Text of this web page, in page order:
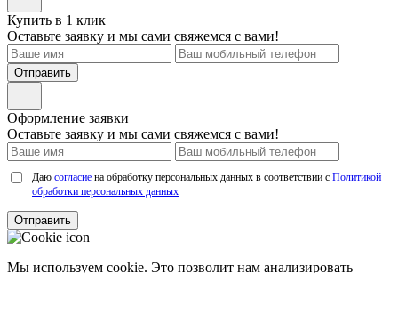
Купить в 1 клик
Оставьте заявку и мы сами свяжемся с вами!
Отправить
Оформление заявки
Оставьте заявку и мы сами свяжемся с вами!
Даю согласие на обработку персональных данных в соответствии с Политикой
обработки персональных данных
Отправить
Мы используем cookie. Это позволит нам анализировать